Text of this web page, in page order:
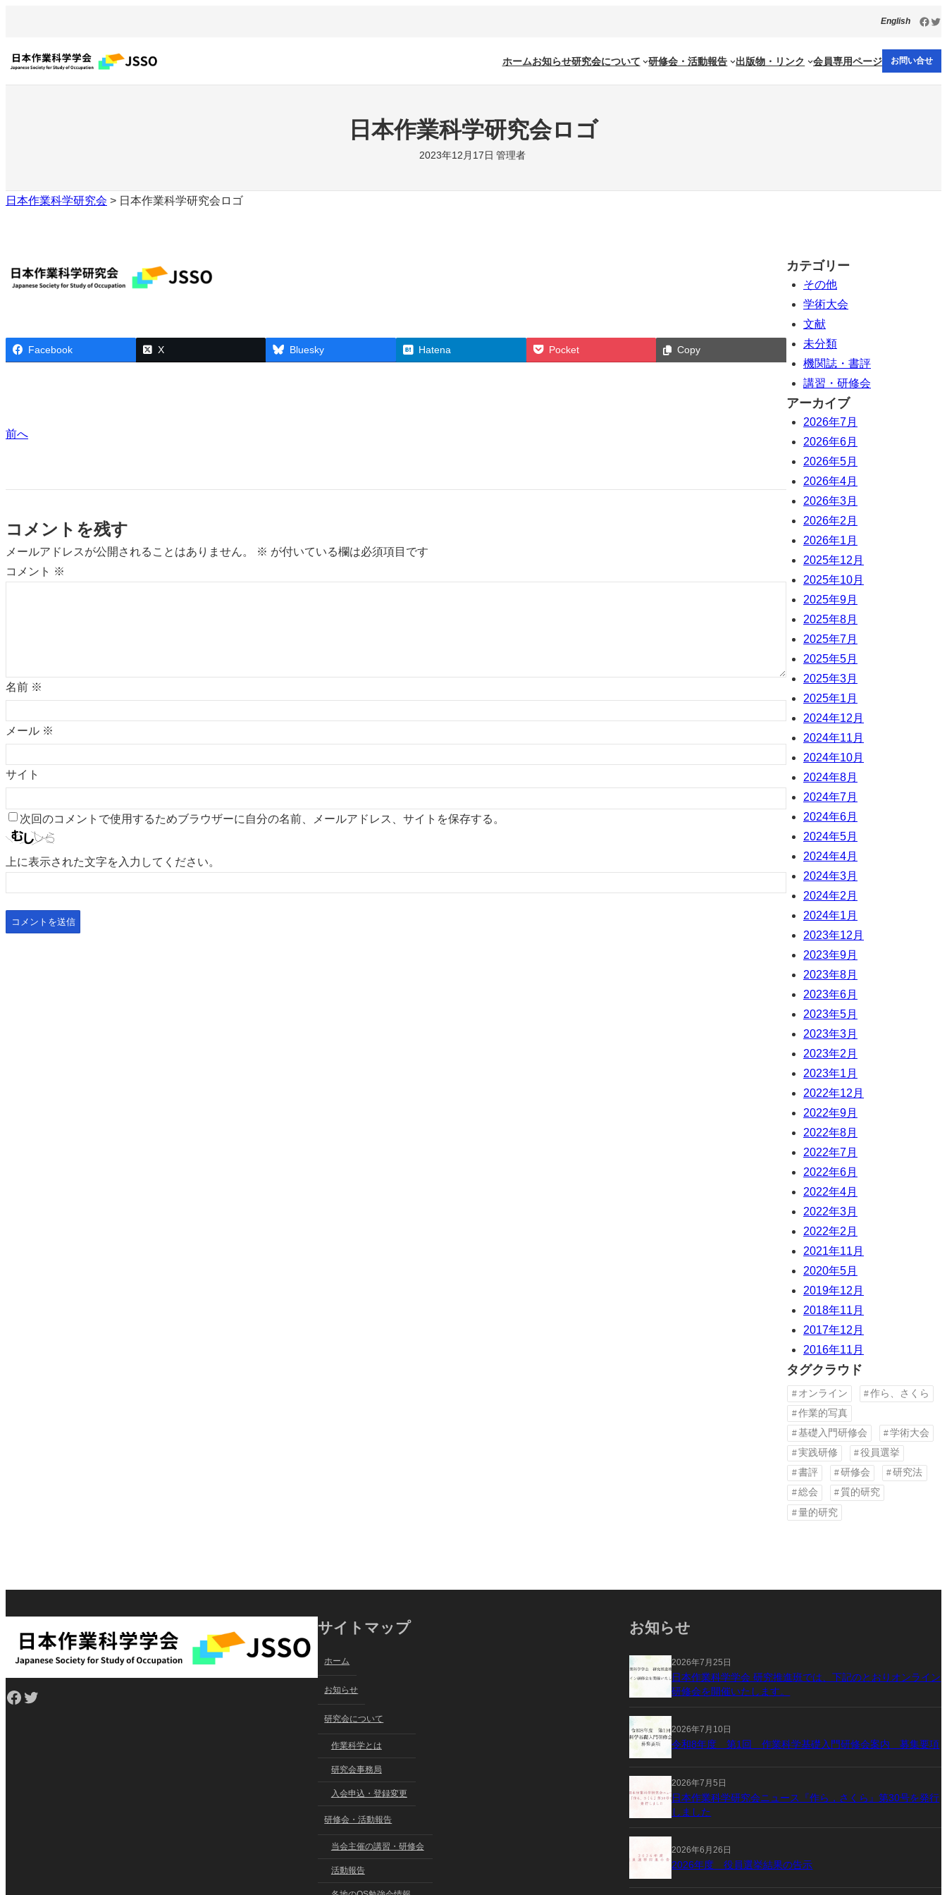
を
ス
English
ホームお知らせ研究会について 研修会・活動報告 出版物・リンク 会員専用ページ お問い合せ
日本作業科学研究会ロゴ
2023年12月17日 管理者
日本作業科学研究会 > 日本作業科学研究会ロゴ
Facebook X Bluesky Hatena Pocket Copy
前へ
コメントを残す
メールアドレスが公開されることはありません。 ※ が付いている欄は必須項目です
コメント ※
名前 ※
メール ※
サイト
次回のコメントで使用するためブラウザーに自分の名前、メールアドレス、サイトを保存する。
上に表示された文字を入力してください。
カテゴリー
その他
学術大会
文献
未分類
機関誌・書評
講習・研修会
アーカイブ
2026年7月
2026年6月
2026年5月
2026年4月
2026年3月
2026年2月
2026年1月
2025年12月
2025年10月
2025年9月
2025年8月
2025年7月
2025年5月
2025年3月
2025年1月
2024年12月
2024年11月
2024年10月
2024年8月
2024年7月
2024年6月
2024年5月
2024年4月
2024年3月
2024年2月
2024年1月
2023年12月
2023年9月
2023年8月
2023年6月
2023年5月
2023年3月
2023年2月
2023年1月
2022年12月
2022年9月
2022年8月
2022年7月
2022年6月
2022年4月
2022年3月
2022年2月
2021年11月
2020年5月
2019年12月
2018年11月
2017年12月
2016年11月
タグクラウド
オンライン
作ら、さくら
作業的写真
基礎入門研修会
学術大会
実践研修
役員選挙
書評
研修会
研究法
総会
質的研究
量的研究
Facebook Twitter
サイトマップ
ホーム
お知らせ
研究会について
作業科学とは
研究会事務局
入会申込・登録変更
研修会・活動報告
当会主催の講習・研修会
活動報告
お知らせ
2026年7月25日
日本作業科学学会 研究推進班では、下記のとおりオンライン
研修会を開催いたします。
2026年7月10日
令和8年度 第1回 作業科学基礎入門研修会案内 募集要項
2026年7月5日
日本作業科学研究会ニュース『作ら，さくら』第30号を発行
しました
2026年6月26日
2026年度 役員選挙結果の告示